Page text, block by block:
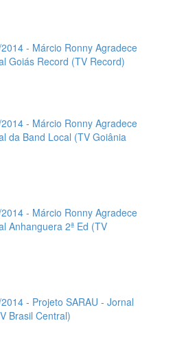
- Márcio Ronny Agradece
Goiás Record (TV Record)
- Márcio Ronny Agradece
da Band Local (TV Goiânia
- Márcio Ronny Agradece
Anhanguera 2ª Ed (TV
- Projeto SARAU - Jornal
Brasil Central)